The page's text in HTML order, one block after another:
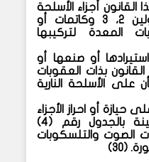
أجزاء الأسلحة
النارية المنصوص عليها بالجدولين ٢، ٣ وكاتمات أو
المعدة لتركيبها
أو صنعها أو
بذات العقوبات
الأسلحة النارية
أو احراز الأجزاء
الرئيسية للأسلحة النارية المبينة بالجدول رقم (٤)
الصوت والتلسكوبات
(٣٠)